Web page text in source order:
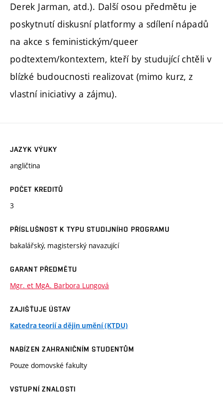
Derek Jarman, atd.). Další osou předmětu je
poskytnutí diskusní platformy a sdílení nápadů
na akce s feministickým/queer
podtextem/kontextem, kteří by studující chtěli v
blízké budoucnosti realizovat (mimo kurz, z
vlastní iniciativy a zájmu).
JAZYK VÝUKY
angličtina
POČET KREDITŮ
3
PŘÍSLUŠNOST K TYPU STUDIJNÍHO PROGRAMU
bakalářský, magisterský navazující
GARANT PŘEDMĚTU
Mgr. et MgA. Barbora Lungová
ZAJIŠŤUJE ÚSTAV
Katedra teorií a dějin umění (KTDU)
NABÍZEN ZAHRANIČNÍM STUDENTŮM
Pouze domovské fakulty
VSTUPNÍ ZNALOSTI